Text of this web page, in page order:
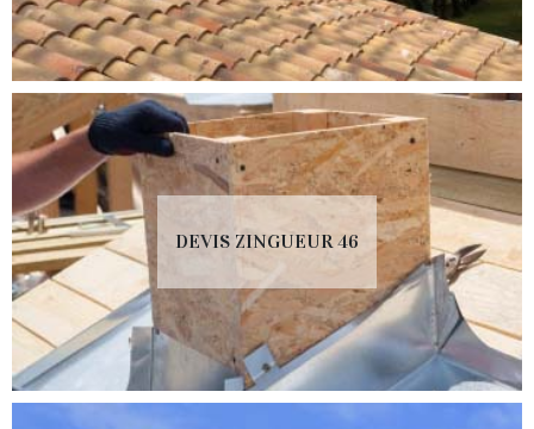
DEVIS ZINGUEUR 46